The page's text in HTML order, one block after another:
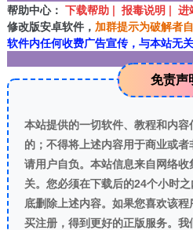
帮助中心： 下载帮助 | 报毒说明 | 进
修改版安卓软件， 加群提示为破解者
软件内任何收费广告宣传，与本站无关
免责声
本站提供的一切软件、教程和内容
的；不得将上述内容用于商业或
请用户自负。本站信息来自网络
关。您必须在下载后的24个小时
底删除上述内容。如果您喜欢该
买注册，得到更好的正版服务。